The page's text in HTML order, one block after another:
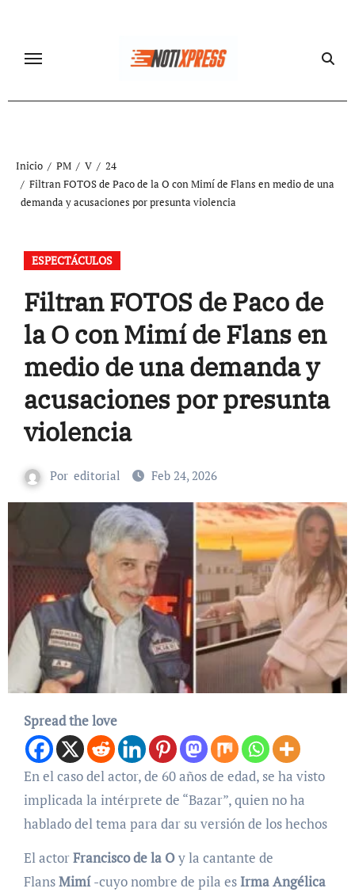
contenido
Inicio PM V
24
Filtran FOTOS de Paco de la O con Mimí de Flans en medio de una
demanda y acusaciones por presunta violencia
ESPECTÁCULOS
Filtran FOTOS de Paco de
la O con Mimí de Flans en
medio de una demanda y
acusaciones por presunta
violencia
Por editorial Feb 24, 2026
Spread the love
En el caso del actor, de 60 años de edad, se ha visto
implicada la intérprete de “Bazar”, quien no ha
hablado del tema para dar su versión de los hechos
El actorFrancisco de la Oy la cantante de
FlansMimí-cuyo nombre de pila esIrma Angélica